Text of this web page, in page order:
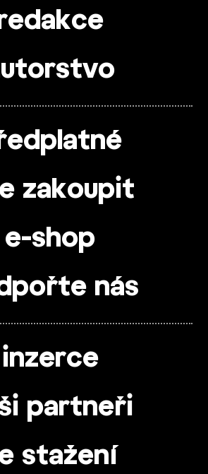
zakoupit
e-shop
nás
inzerce
partneři
stažení